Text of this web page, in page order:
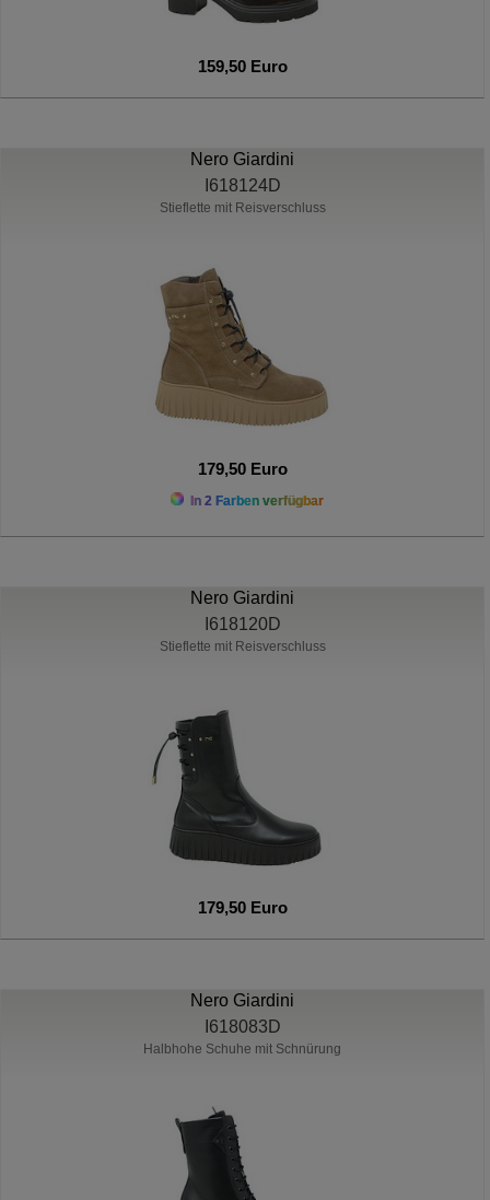
159,50 Euro
Nero Giardini
I618124D
Stieflette mit Reisverschluss
179,50 Euro
In 2 Farben verfügbar
Nero Giardini
I618120D
Stieflette mit Reisverschluss
179,50 Euro
Nero Giardini
I618083D
Halbhohe Schuhe mit Schnürung